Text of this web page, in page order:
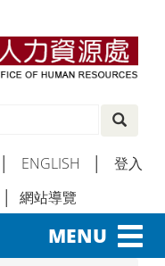
ENGLISH
登入
網站導覽
MENU